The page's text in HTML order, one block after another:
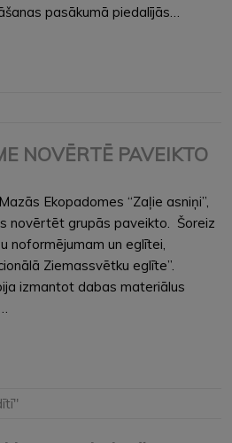
pasākumā piedalījās…
NOVĒRTĒ PAVEIKTO
Ekopadomes “Zaļie asniņi”,
novērtēt grupās paveikto. Šoreiz
noformējumam un eglītei,
Ziemassvētku eglīte”.
izmantot dabas materiālus